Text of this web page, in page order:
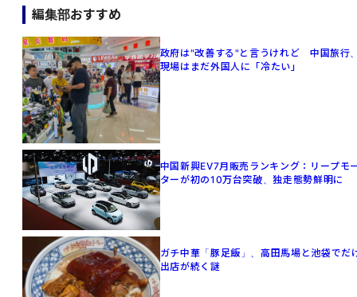
編集部おすすめ
政府は"改善する"と言うけれど 中国旅行
現場はまだ外国人に「冷たい」
中国新興EV7月販売ランキング：リープモ
ターが初の10万台突破、独走態勢鮮明に
ガチ中華「豚足飯」、高田馬場と池袋でだ
出店が続く謎